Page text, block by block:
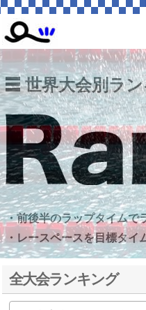
世界大会別ラ
・前後半のラップタイムで
・レースペースを目標タイ
全大会ランキング